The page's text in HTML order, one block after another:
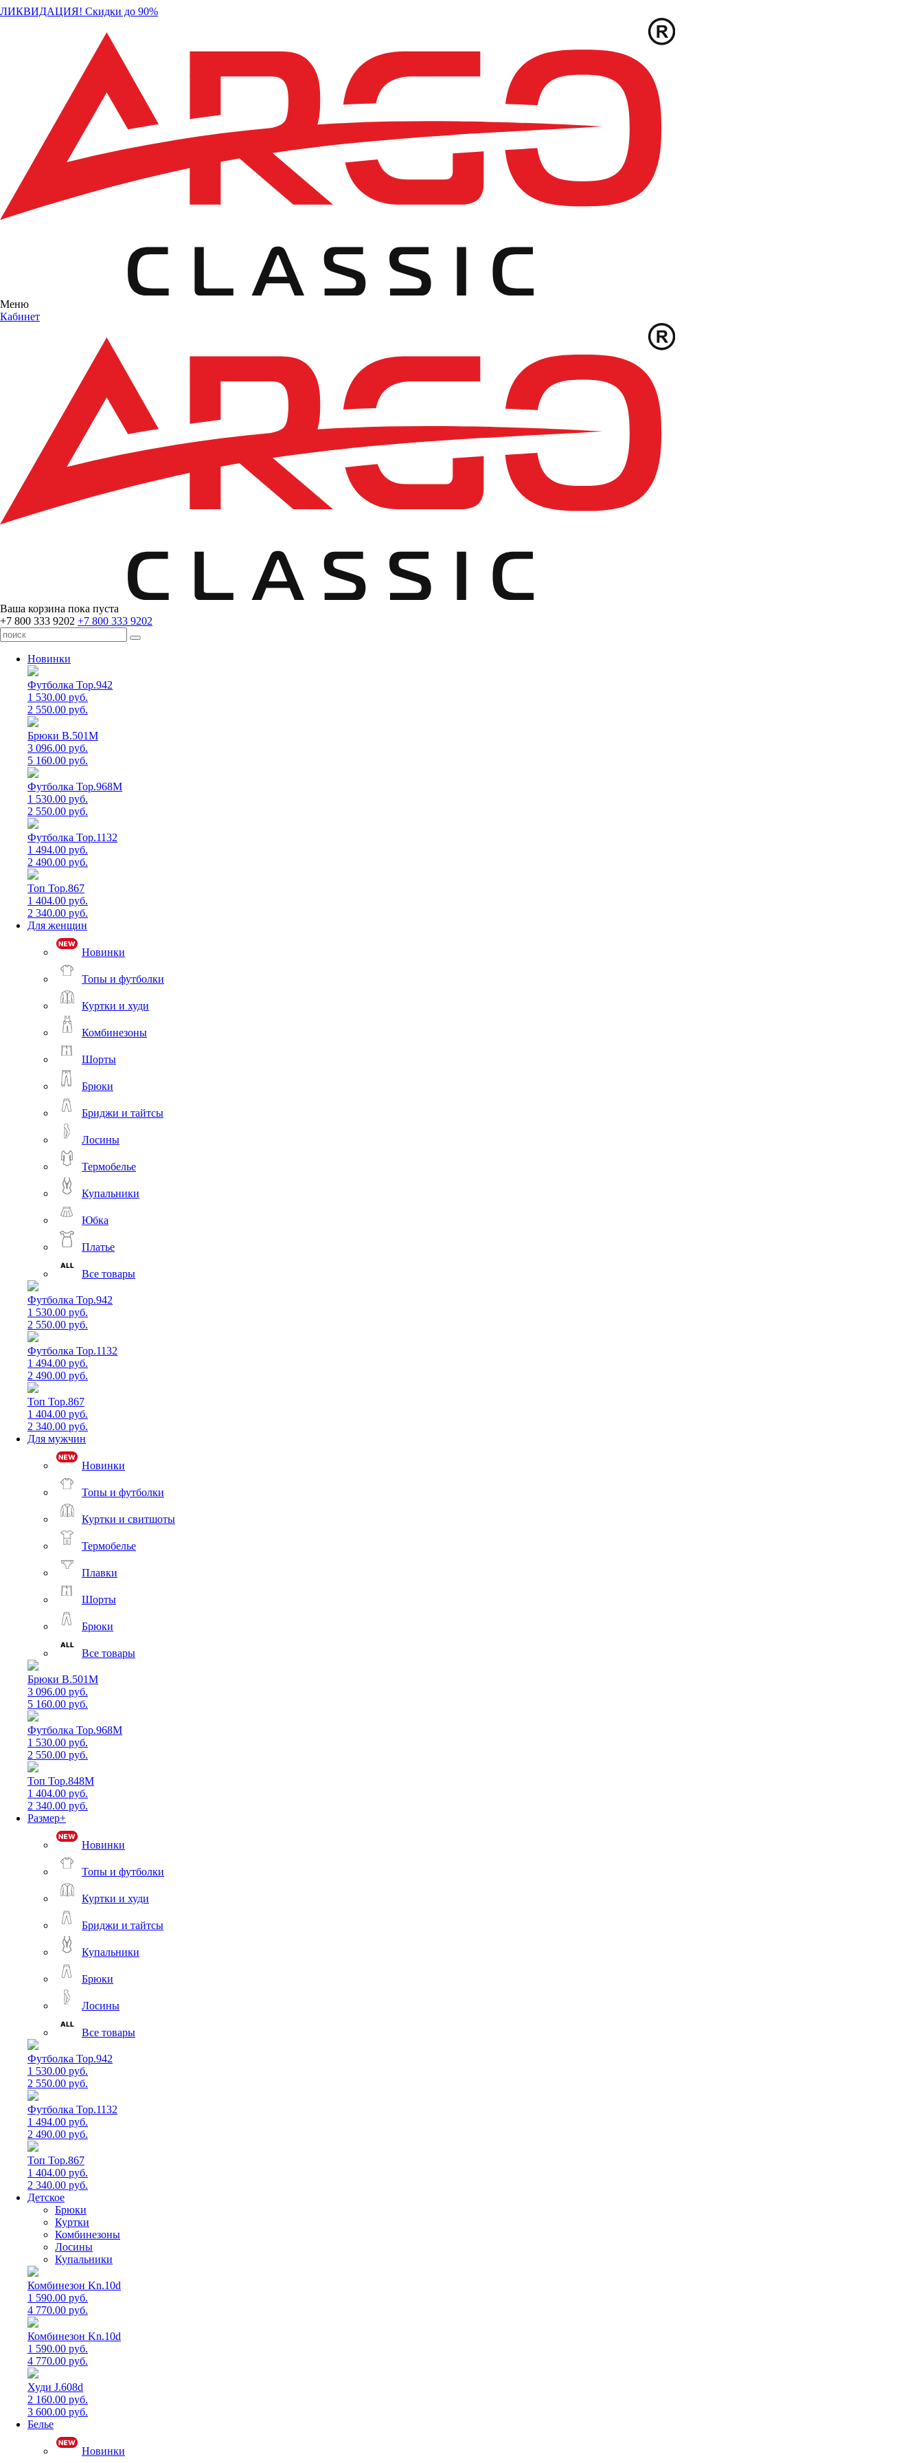
ЛИКВИДАЦИЯ! Скидки до 90%
Меню
Кабинет
Ваша корзина пока пуста
+7 800 333 9202 +7 800 333 9202
Новинки
Футболка Top.942
1 530.00 руб.
2 550.00 руб.
Брюки B.501M
3 096.00 руб.
5 160.00 руб.
Футболка Top.968M
1 530.00 руб.
2 550.00 руб.
Футболка Top.1132
1 494.00 руб.
2 490.00 руб.
Топ Top.867
1 404.00 руб.
2 340.00 руб.
Для женщин
Новинки
Топы и футболки
Куртки и худи
Комбинезоны
Шорты
Брюки
Бриджи и тайтсы
Лосины
Термобелье
Купальники
Юбка
Платье
Все товары
Футболка Top.942
1 530.00 руб.
2 550.00 руб.
Футболка Top.1132
1 494.00 руб.
2 490.00 руб.
Топ Top.867
1 404.00 руб.
2 340.00 руб.
Для мужчин
Новинки
Топы и футболки
Куртки и свитшоты
Термобелье
Плавки
Шорты
Брюки
Все товары
Брюки B.501M
3 096.00 руб.
5 160.00 руб.
Футболка Top.968M
1 530.00 руб.
2 550.00 руб.
Топ Top.848M
1 404.00 руб.
2 340.00 руб.
Размер+
Новинки
Топы и футболки
Куртки и худи
Бриджи и тайтсы
Купальники
Брюки
Лосины
Все товары
Футболка Top.942
1 530.00 руб.
2 550.00 руб.
Футболка Top.1132
1 494.00 руб.
2 490.00 руб.
Топ Top.867
1 404.00 руб.
2 340.00 руб.
Детское
Брюки
Куртки
Комбинезоны
Лосины
Купальники
Комбинезон Kn.10d
1 590.00 руб.
4 770.00 руб.
Комбинезон Kn.10d
1 590.00 руб.
4 770.00 руб.
Худи J.608d
2 160.00 руб.
3 600.00 руб.
Белье
Новинки